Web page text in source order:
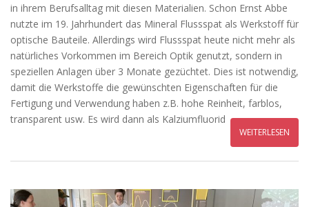
in ihrem Berufsalltag mit diesen Materialien. Schon Ernst Abbe
nutzte im 19. Jahrhundert das Mineral Flussspat als Werkstoff für
optische Bauteile. Allerdings wird Flussspat heute nicht mehr als
natürliches Vorkommen im Bereich Optik genutzt, sondern in
speziellen Anlagen über 3 Monate gezüchtet. Dies ist notwendig,
damit die Werkstoffe die gewünschten Eigenschaften für die
Fertigung und Verwendung haben z.B. hohe Reinheit, farblos,
transparent usw. Es wird dann als Kalziumfluorid
WEITERLESEN